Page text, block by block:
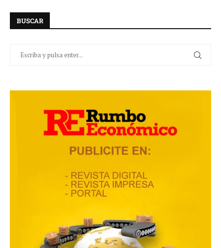
BUSCAR